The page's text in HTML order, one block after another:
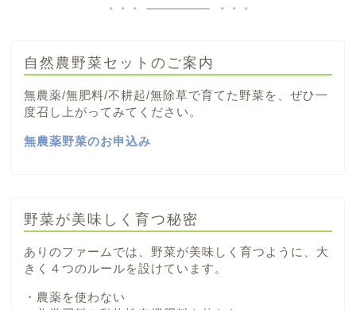
自然農野菜セットのご案内
無農薬/無肥料/不耕起/無除草で育てた野菜を、ぜひ一
度召し上がってみてください。
無農薬野菜のお申込み
野菜が美味しく育つ秘密
ありのファームでは、野菜が美味しく育つように、大
きく４つのルールを設けています。
・農薬を使わない